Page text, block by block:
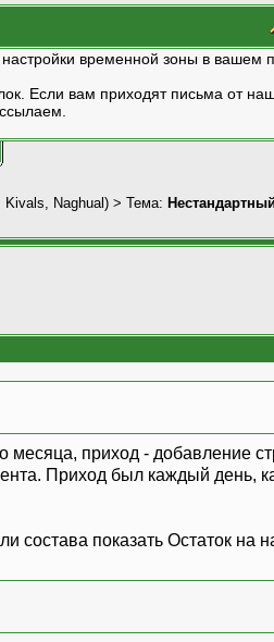
временной зоны в
Если вам приходят письма от
Kivals Naghual) > Тема:
приход - добавление
Приход был каждый день,
состава показать Остаток на